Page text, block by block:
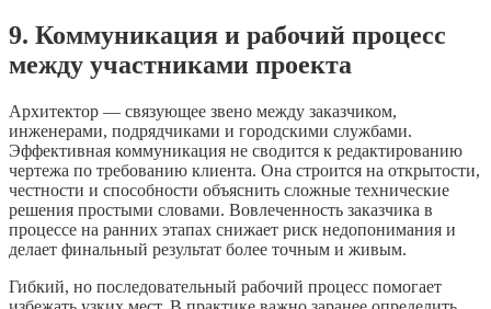
9. Коммуникация и рабочий процесс
между участниками проекта
Архитектор — связующее звено между заказчиком,
инженерами, подрядчиками и городскими службами.
Эффективная коммуникация не сводится к редактированию
чертежа по требованию клиента. Она строится на открытости,
честности и способности объяснить сложные технические
решения простыми словами. Вовлеченность заказчика в
процессе на ранних этапах снижает риск недопонимания и
делает финальный результат более точным и живым.
Гибкий, но последовательный рабочий процесс помогает